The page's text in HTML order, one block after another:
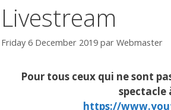
Livestream
Friday 6 December 2019 par Webmaster
Pour tous ceux qui ne sont
spectacle
https://